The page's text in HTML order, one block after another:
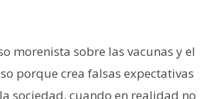
morenista sobre las vacunas y el
porque crea falsas expectativas
sociedad, cuando en realidad no